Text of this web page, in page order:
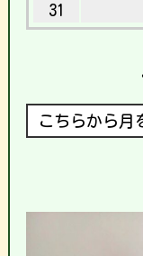
31